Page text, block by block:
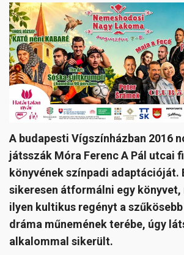
A budapesti Vígszínházban 2016
játsszák Móra Ferenc A Pál utcai
könyvének színpadi adaptációját.
sikeresen átformálni egy könyvet,
ilyen kultikus regényt a
dráma műnemének terébe, úgy
alkalommal sikerült.